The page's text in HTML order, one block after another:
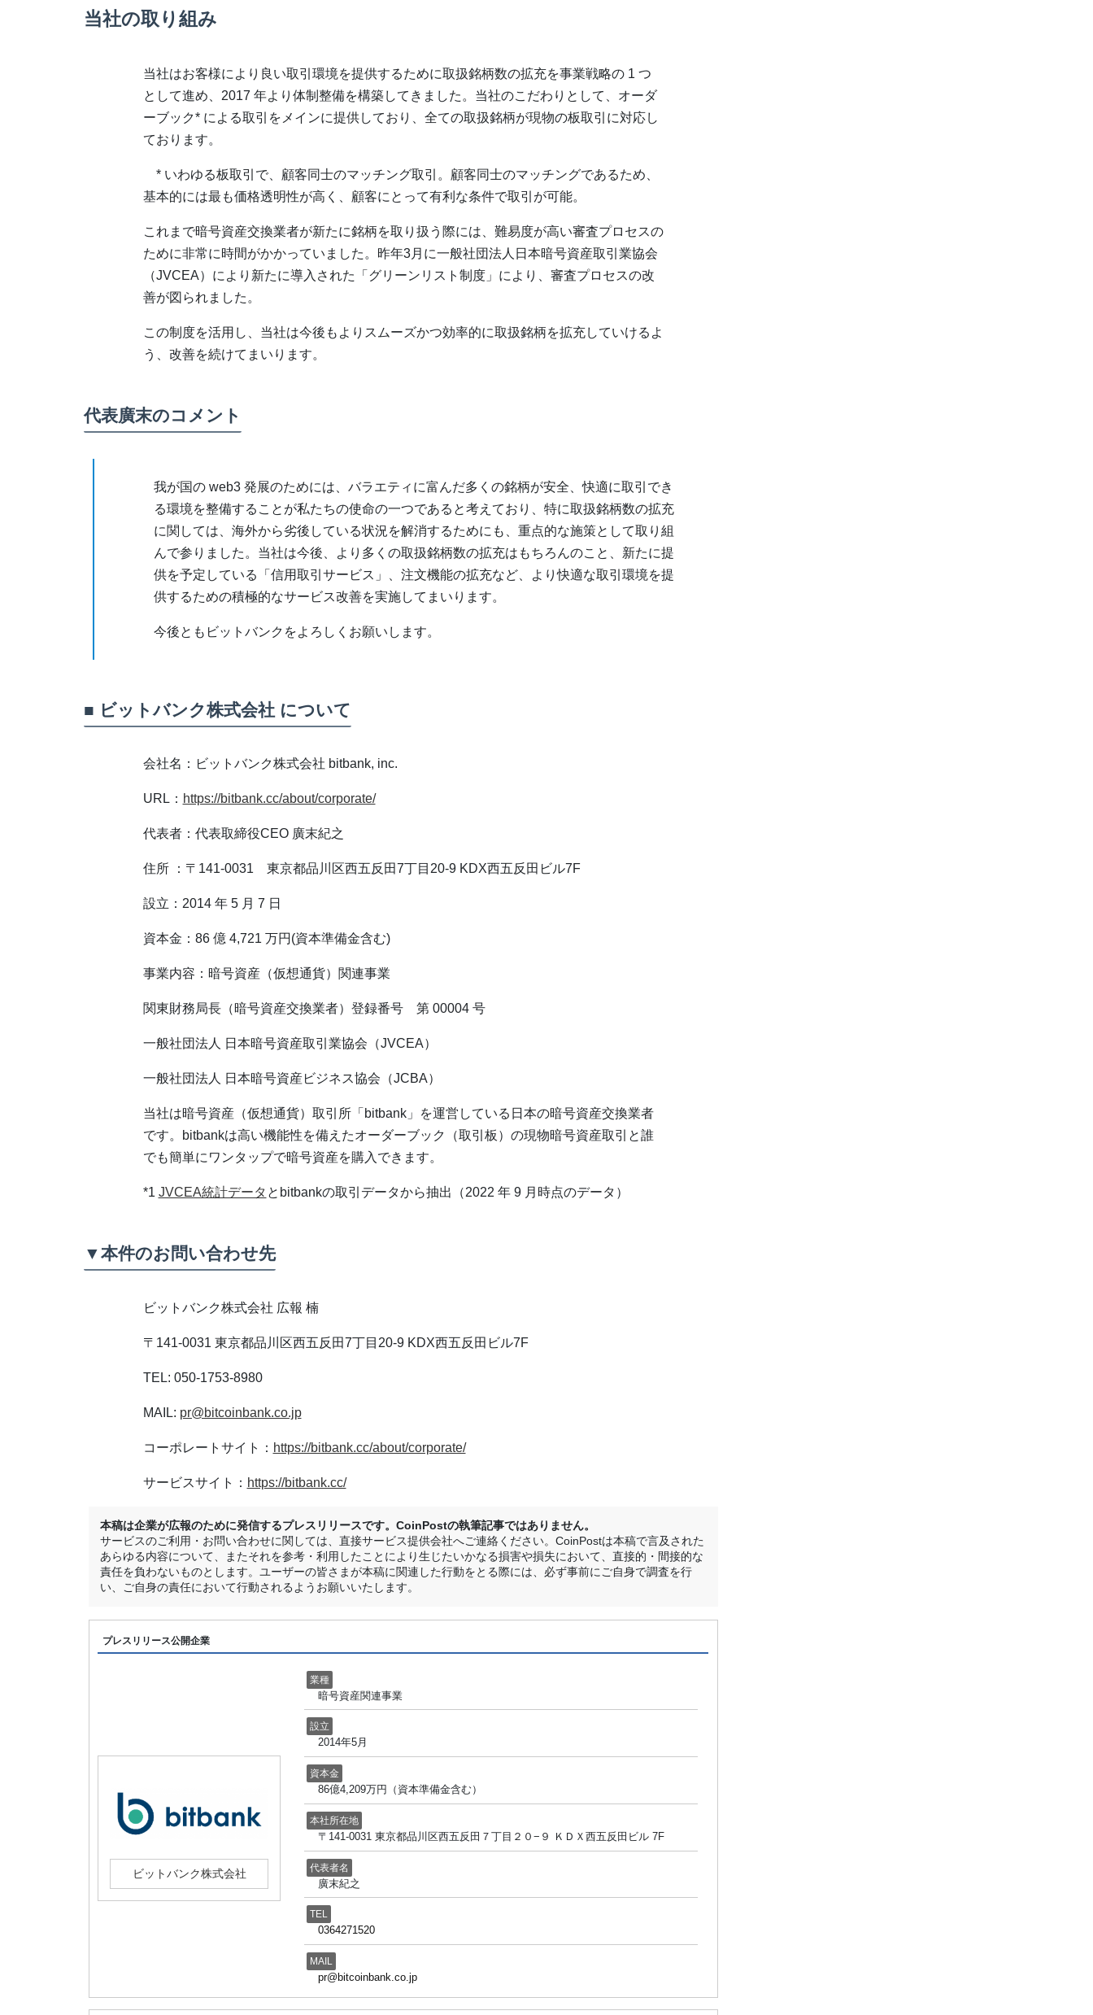
当社の取り組み
当社はお客様により良い取引環境を提供するために取扱銘柄数の拡充を事業戦略の 1 つ
として進め、2017 年より体制整備を構築してきました。当社のこだわりとして、オーダ
ーブック* による取引をメインに提供しており、全ての取扱銘柄が現物の板取引に対応し
ております。
* いわゆる板取引で、顧客同士のマッチング取引。顧客同士のマッチングであるため、
基本的には最も価格透明性が高く、顧客にとって有利な条件で取引が可能。
これまで暗号資産交換業者が新たに銘柄を取り扱う際には、難易度が高い審査プロセスの
ために非常に時間がかかっていました。昨年3月に一般社団法人日本暗号資産取引業協会
（JVCEA）により新たに導入された「グリーンリスト制度」により、審査プロセスの改
善が図られました。
この制度を活用し、当社は今後もよりスムーズかつ効率的に取扱銘柄を拡充していけるよ
う、改善を続けてまいります。
代表廣末のコメント
我が国の web3 発展のためには、バラエティに富んだ多くの銘柄が安全、快適に取引でき
る環境を整備することが私たちの使命の一つであると考えており、特に取扱銘柄数の拡充
に関しては、海外から劣後している状況を解消するためにも、重点的な施策として取り組
んで参りました。当社は今後、より多くの取扱銘柄数の拡充はもちろんのこと、新たに提
供を予定している「信用取引サービス」、注文機能の拡充など、より快適な取引環境を提
供するための積極的なサービス改善を実施してまいります。
今後ともビットバンクをよろしくお願いします。
■ ビットバンク株式会社 について
会社名：ビットバンク株式会社 bitbank, inc.
URL： https://bitbank.cc/about/corporate/
代表者：代表取締役CEO 廣末紀之
住所 ：〒141-0031 東京都品川区西五反田7丁目20-9 KDX西五反田ビル7F
設立：2014 年 5 月 7 日
資本金：86 億 4,721 万円(資本準備金含む)‎
事業内容：暗号資産（仮想通貨）関連事業
関東財務局長（暗号資産交換業者）登録番号 第 00004 号
一般社団法人 日本暗号資産取引業協会（JVCEA）
一般社団法人 日本暗号資産ビジネス協会（JCBA）
当社は暗号資産（仮想通貨）取引所「bitbank」を運営している日本の暗号資産交換業者
です。bitbankは高い機能性を備えたオーダーブック（取引板）の現物暗号資産取引と誰
でも簡単にワンタップで暗号資産を購入できます。
*1 JVCEA統計データ とbitbankの取引データから抽出（2022 年 9 月時点のデータ）
▼本件のお問い合わせ先
ビットバンク株式会社 広報 楠
〒141-0031 東京都品川区西五反田7丁目20-9 KDX西五反田ビル7F
TEL: 050-1753-8980
MAIL: pr@bitcoinbank.co.jp
コーポレートサイト： https://bitbank.cc/about/corporate/
サービスサイト： https://bitbank.cc/
本稿は企業が広報のために発信するプレスリリースです。CoinPostの執筆記事ではありません。
サービスのご利用・お問い合わせに関しては、直接サービス提供会社へご連絡ください。CoinPostは本稿で言及された
あらゆる内容について、またそれを参考・利用したことにより生じたいかなる損害や損失において、直接的・間接的な
責任を負わないものとします。ユーザーの皆さまが本稿に関連した行動をとる際には、必ず事前にご自身で調査を行
い、ご自身の責任において行動されるようお願いいたします。
プレスリリース公開企業
ビットバンク株式会社
業種
暗号資産関連事業
設立
2014年5月
資本金
86億4,209万円（資本準備金含む）
本社所在地
〒141-0031 東京都品川区西五反田７丁目２０−９ ＫＤＸ西五反田ビル 7F
代表者名
廣末紀之
TEL
0364271520
MAIL
pr@bitcoinbank.co.jp